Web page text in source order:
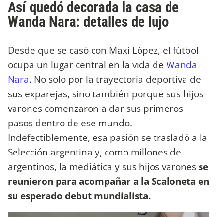
Así quedó decorada la casa de
Wanda Nara: detalles de lujo
Desde que se casó con Maxi López, el fútbol
ocupa un lugar central en la vida de Wanda
Nara. No solo por la trayectoria deportiva de
sus exparejas, sino también porque sus hijos
varones comenzaron a dar sus primeros
pasos dentro de ese mundo.
Indefectiblemente, esa pasión se trasladó a la
Selección argentina y, como millones de
argentinos, la mediática y sus hijos varonesse
reunieron para acompañar a la Scaloneta en
su esperado debut mundialista.